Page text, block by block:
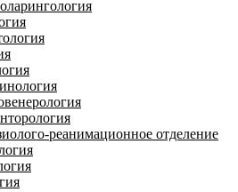
реанимационное отделение